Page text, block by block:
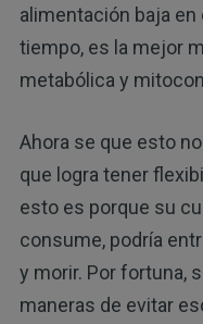
alimentación baja
tiempo, es la mejor
metabólica y
Ahora se que esto
que logra tener
esto es porque su
consume, podría
y morir. Por fortuna,
maneras de evitar